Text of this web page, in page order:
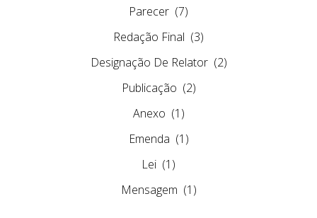
Parecer (7)
Redação Final (3)
Designação De Relator (2)
Publicação (2)
Anexo (1)
Emenda (1)
Lei (1)
Mensagem (1)